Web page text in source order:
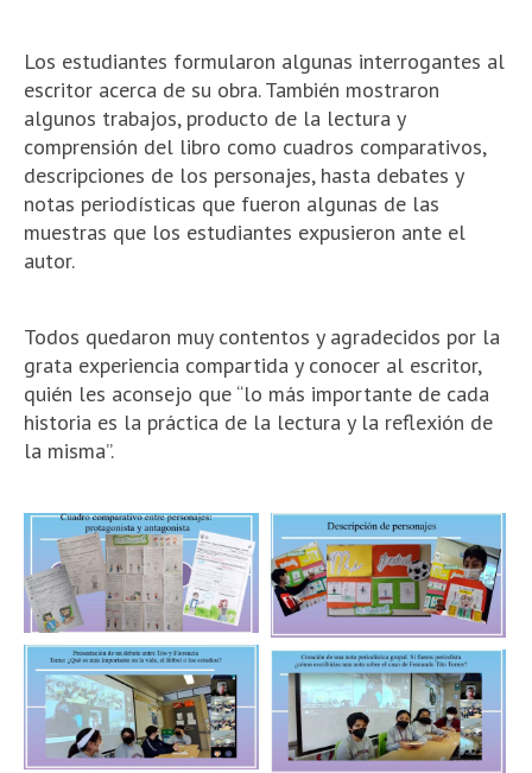
Los estudiantes formularon algunas interrogantes al
escritor acerca de su obra. También mostraron
algunos trabajos, producto de la lectura y
comprensión del libro como cuadros comparativos,
descripciones de los personajes, hasta debates y
notas periodísticas que fueron algunas de las
muestras que los estudiantes expusieron ante el
autor.
Todos quedaron muy contentos y agradecidos por la
grata experiencia compartida y conocer al escritor,
quién les aconsejo que “lo más importante de cada
historia es la práctica de la lectura y la reflexión de
la misma”.